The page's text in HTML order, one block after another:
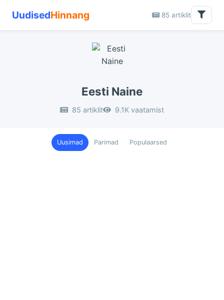
UudisedHinnang 85 artiklit
Eesti Naine
85 artiklit 9.1K vaatamist
Uusimad Parimad Populaarsed